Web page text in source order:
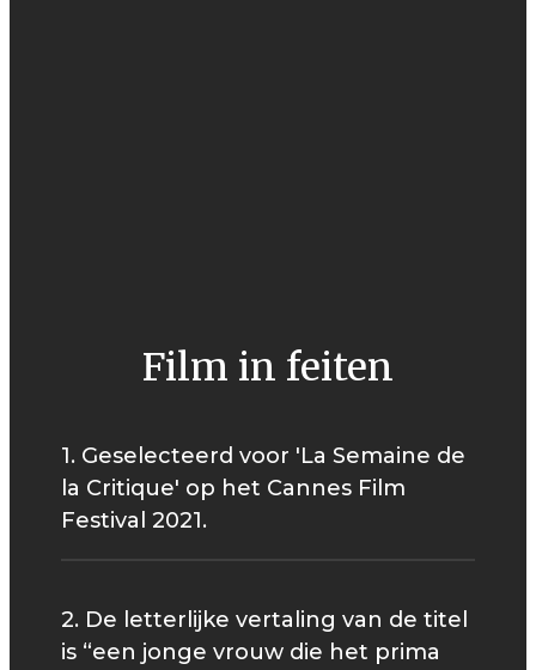
Film in feiten
1. Geselecteerd voor 'La Semaine de
la Critique' op het Cannes Film
Festival 2021.
2. De letterlijke vertaling van de titel
is “een jonge vrouw die het prima